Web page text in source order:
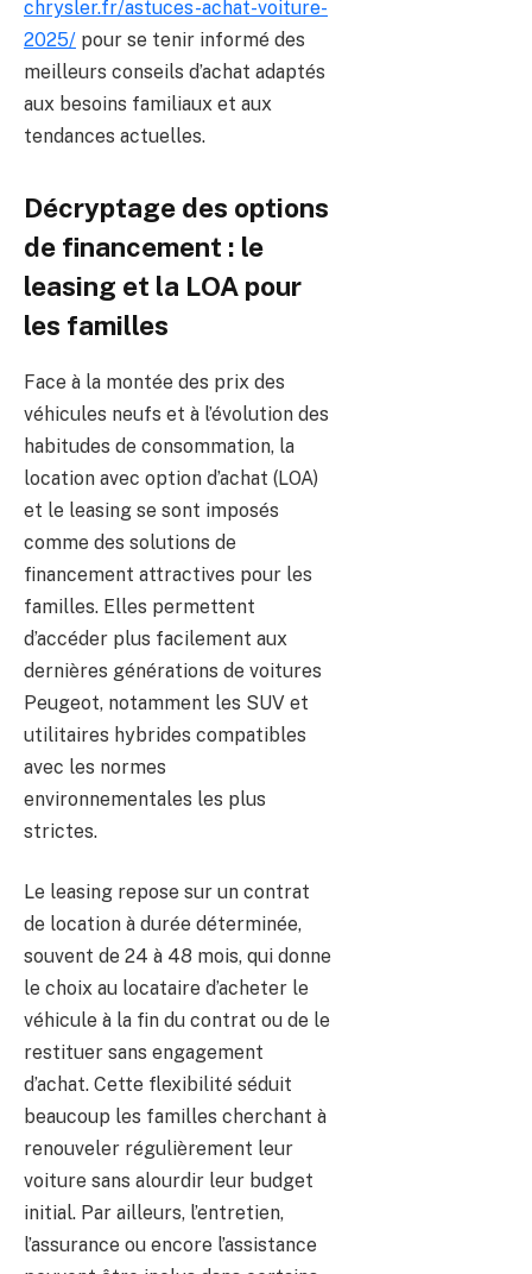
chrysler.fr/astuces-achat-voiture-
2025/ pour se tenir informé des
meilleurs conseils d’achat adaptés
aux besoins familiaux et aux
tendances actuelles.
Décryptage des options
de financement : le
leasing et la LOA pour
les familles
Face à la montée des prix des
véhicules neufs et à l’évolution des
habitudes de consommation, la
location avec option d’achat (LOA)
et le leasing se sont imposés
comme des solutions de
financement attractives pour les
familles. Elles permettent
d’accéder plus facilement aux
dernières générations de voitures
Peugeot, notamment les SUV et
utilitaires hybrides compatibles
avec les normes
environnementales les plus
strictes.
Le leasing repose sur un contrat
de location à durée déterminée,
souvent de 24 à 48 mois, qui donne
le choix au locataire d’acheter le
véhicule à la fin du contrat ou de le
restituer sans engagement
d’achat. Cette flexibilité séduit
beaucoup les familles cherchant à
renouveler régulièrement leur
voiture sans alourdir leur budget
initial. Par ailleurs, l’entretien,
l’assurance ou encore l’assistance